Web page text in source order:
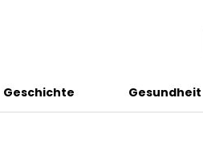
Geschichte Gesundheit